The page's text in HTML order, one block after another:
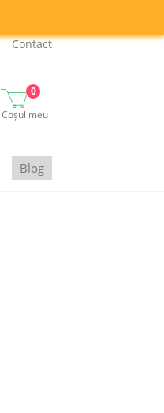
Contact
Coșul meu
0
Blog